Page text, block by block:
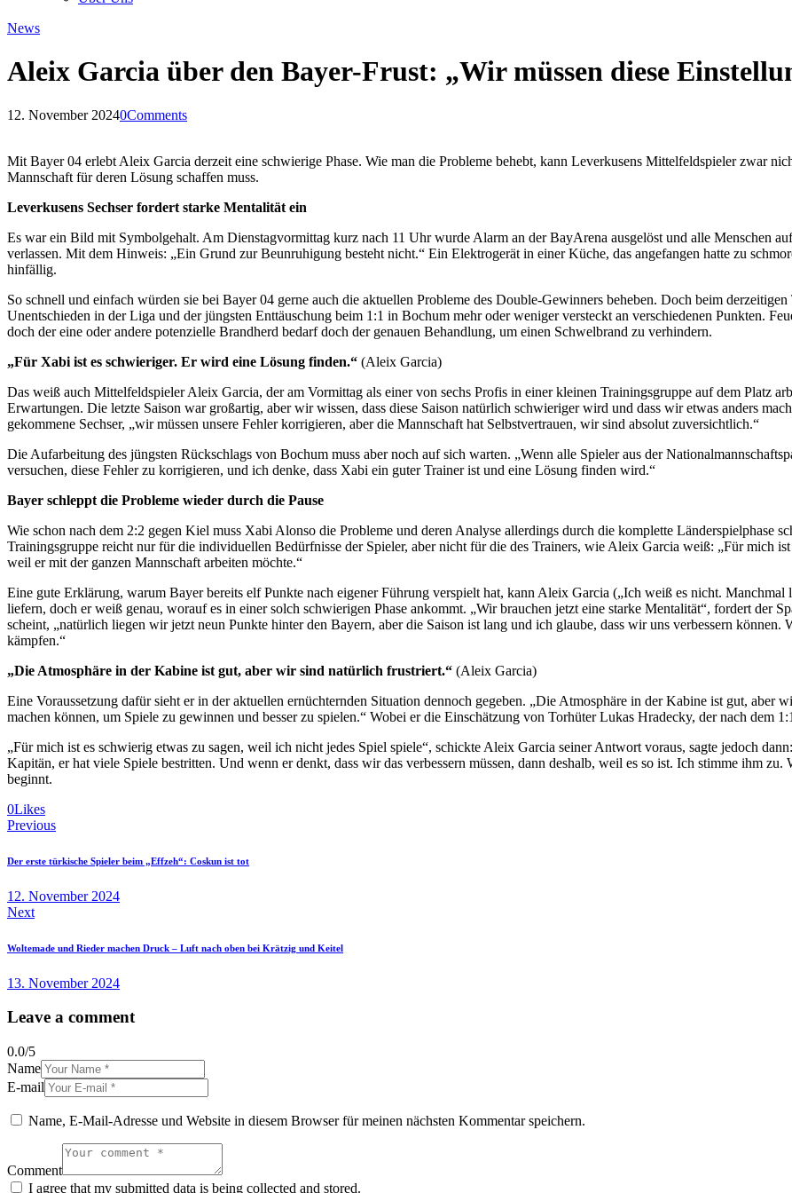
News
Aleix Garcia über den Bayer-Frust: „Wir müssen diese
12. November 20240Comments
Mit Bayer 04 erlebt Aleix Garcia derzeit eine schwierige Phase. Wie man die Probleme behebt, kann Leverkusens Mittelfeldspieler zwar
Mannschaft für deren Lösung schaffen muss.
Leverkusens Sechser fordert starke Mentalität ein
Es war ein Bild mit Symbolgehalt. Am Dienstagvormittag kurz nach 11 Uhr wurde Alarm an der BayArena ausgelöst und alle Menschen
verlassen. Mit dem Hinweis: „Ein Grund zur Beunruhigung besteht nicht.“ Ein Elektrogerät in einer Küche, das angefangen hatte zu
hinfällig.
So schnell und einfach würden sie bei Bayer 04 gerne auch die aktuellen Probleme des Double-Gewinners beheben. Doch beim
Unentschieden in der Liga und der jüngsten Enttäuschung beim 1:1 in Bochum mehr oder weniger versteckt an verschiedenen Punkten.
doch der eine oder andere potenzielle Brandherd bedarf doch der genauen Behandlung, um einen Schwelbrand zu verhindern.
„Für Xabi ist es schwieriger. Er wird eine Lösung finden.“ (Aleix Garcia)
Das weiß auch Mittelfeldspieler Aleix Garcia, der am Vormittag als einer von sechs Profis in einer kleinen Trainingsgruppe auf dem Platz
Erwartungen. Die letzte Saison war großartig, aber wir wissen, dass diese Saison natürlich schwieriger wird und dass wir etwas anders
gekommene Sechser, „wir müssen unsere Fehler korrigieren, aber die Mannschaft hat Selbstvertrauen, wir sind absolut zuversichtlich.“
Die Aufarbeitung des jüngsten Rückschlags von Bochum muss aber noch auf sich warten. „Wenn alle Spieler aus der
versuchen, diese Fehler zu korrigieren, und ich denke, dass Xabi ein guter Trainer ist und eine Lösung finden wird.“
Bayer schleppt die Probleme wieder durch die Pause
Wie schon nach dem 2:2 gegen Kiel muss Xabi Alonso die Probleme und deren Analyse allerdings durch die komplette Länderspielphase
Trainingsgruppe reicht nur für die individuellen Bedürfnisse der Spieler, aber nicht für die des Trainers, wie Aleix Garcia weiß: „Für mich
weil er mit der ganzen Mannschaft arbeiten möchte.“
Eine gute Erklärung, warum Bayer bereits elf Punkte nach eigener Führung verspielt hat, kann Aleix Garcia („Ich weiß es nicht.
liefern, doch er weiß genau, worauf es in einer solch schwierigen Phase ankommt. „Wir brauchen jetzt eine starke Mentalität“, fordert der
scheint, „natürlich liegen wir jetzt neun Punkte hinter den Bayern, aber die Saison ist lang und ich glaube, dass wir uns verbessern
kämpfen.“
„Die Atmosphäre in der Kabine ist gut, aber wir sind natürlich frustriert.“ (Aleix Garcia)
Eine Voraussetzung dafür sieht er in der aktuellen ernüchternden Situation dennoch gegeben. „Die Atmosphäre in der Kabine ist gut, aber
machen können, um Spiele zu gewinnen und besser zu spielen.“ Wobei er die Einschätzung von Torhüter Lukas Hradecky, der nach dem
„Für mich ist es schwierig etwas zu sagen, weil ich nicht jedes Spiel spiele“, schickte Aleix Garcia seiner Antwort voraus, sagte jedoch
Kapitän, er hat viele Spiele bestritten. Und wenn er denkt, dass wir das verbessern müssen, dann deshalb, weil es so ist. Ich stimme ihm
beginnt.
0Likes
Beitragsnavigation
Previous
Der erste türkische Spieler beim „Effzeh“: Coskun ist tot
12. November 2024
Next
Woltemade und Rieder machen Druck – Luft nach oben bei Krätzig und Keitel
13. November 2024
Leave a comment
0.0/5
Name
E-mail
Name, E-Mail-Adresse und Website in diesem Browser für meinen nächsten Kommentar speichern.
Comment
I agree that my submitted data is being collected and stored.